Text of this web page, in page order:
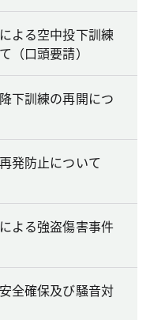
よる空中投下訓練
（口頭要請）
下訓練の再開につ
発防止について
よる強盗傷害事件
全確保及び騒音対